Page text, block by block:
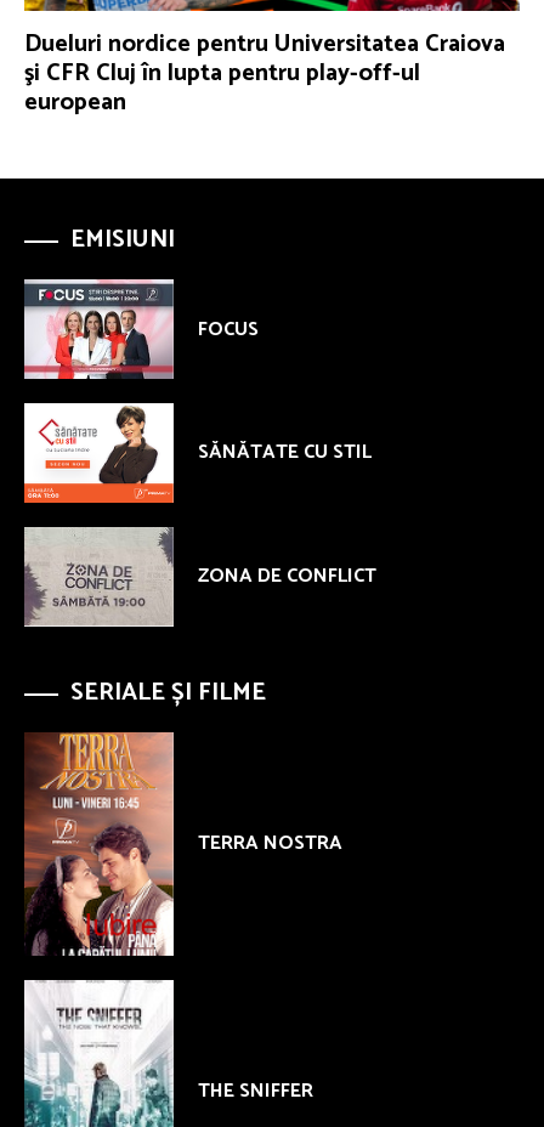
Dueluri nordice pentru Universitatea Craiova
şi CFR Cluj în lupta pentru play-off-ul
european
EMISIUNI
FOCUS
SĂNĂTATE CU STIL
ZONA DE CONFLICT
SERIALE ȘI FILME
TERRA NOSTRA
THE SNIFFER